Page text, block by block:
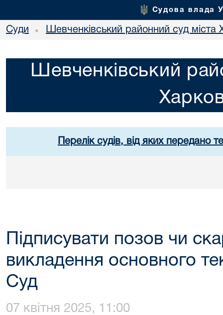
Судова влада
Суди • Шевченківський районний суд міста
Шевченківський
Перелік судів, від яких передано
Підписувати позов чи
викладення основного
Суд
07 квітня 2025, 11:00